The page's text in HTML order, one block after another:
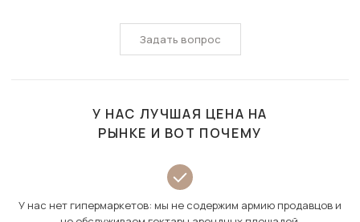
Задать вопрос
У НАС ЛУЧШАЯ ЦЕНА НА
РЫНКЕ И ВОТ ПОЧЕМУ
У нас нет гипермаркетов: мы не содержим армию продавцов и